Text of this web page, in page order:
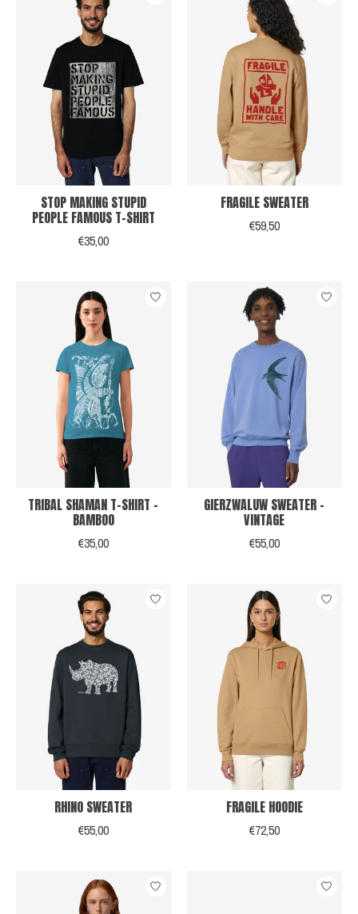
STOP MAKING STUPID
PEOPLE FAMOUS T-SHIRT
€35,00
FRAGILE SWEATER
€59,50
TRIBAL SHAMAN T-SHIRT -
BAMBOO
€35,00
GIERZWALUW SWEATER -
VINTAGE
€55,00
RHINO SWEATER
€55,00
FRAGILE HOODIE
€72,50